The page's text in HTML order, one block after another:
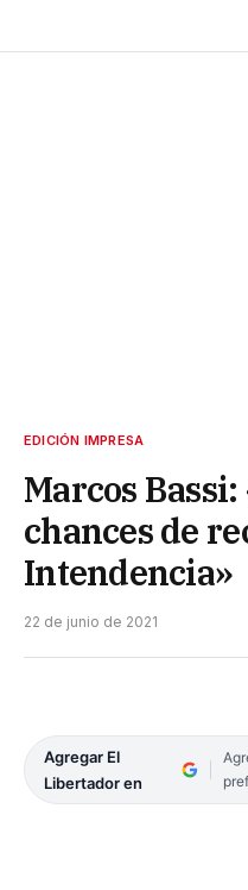
EDICIÓN IMPRESA
Marcos
chances de
Intendencia»
22 de junio de 2021
Agregar El
Libertador en